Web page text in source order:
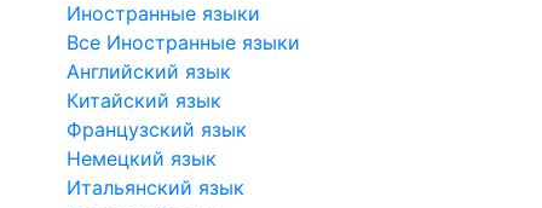
Иностранные языки
Все Иностранные языки
Английский язык
Китайский язык
Французский язык
Немецкий язык
Итальянский язык